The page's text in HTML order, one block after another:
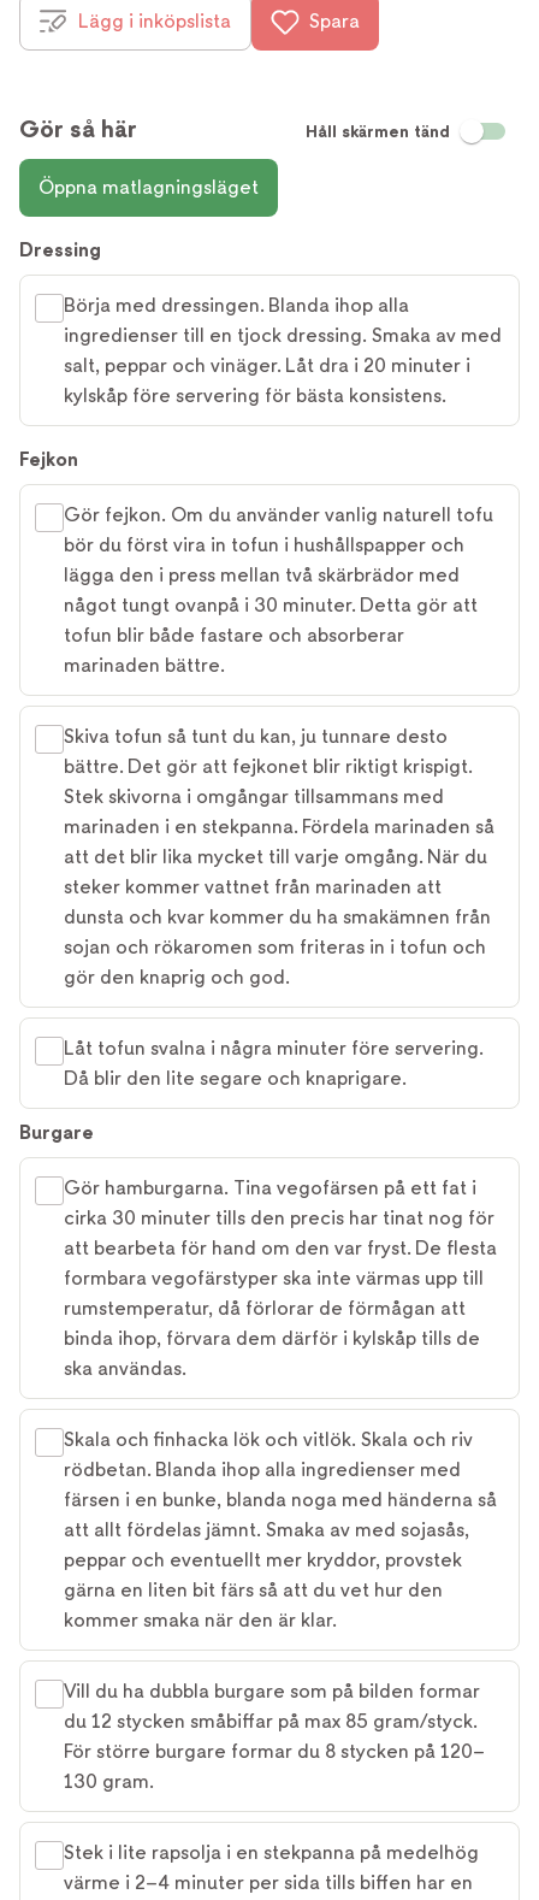
Lägg i inköpslista Spara
Gör så här Håll skärmen tänd
Öppna matlagningsläget
Dressing
Börja med dressingen. Blanda ihop alla
ingredienser till en tjock dressing. Smaka av med
salt, peppar och vinäger. Låt dra i 20 minuter i
kylskåp före servering för bästa konsistens.
Fejkon
Gör fejkon. Om du använder vanlig naturell tofu
bör du först vira in tofun i hushållspapper och
lägga den i press mellan två skärbrädor med
något tungt ovanpå i 30 minuter. Detta gör att
tofun blir både fastare och absorberar
marinaden bättre.
Skiva tofun så tunt du kan, ju tunnare desto
bättre. Det gör att fejkonet blir riktigt krispigt.
Stek skivorna i omgångar tillsammans med
marinaden i en stekpanna. Fördela marinaden så
att det blir lika mycket till varje omgång. När du
steker kommer vattnet från marinaden att
dunsta och kvar kommer du ha smakämnen från
sojan och rökaromen som friteras in i tofun och
gör den knaprig och god.
Låt tofun svalna i några minuter före servering.
Då blir den lite segare och knaprigare.
Burgare
Gör hamburgarna. Tina vegofärsen på ett fat i
cirka 30 minuter tills den precis har tinat nog för
att bearbeta för hand om den var fryst. De flesta
formbara vegofärstyper ska inte värmas upp till
rumstemperatur, då förlorar de förmågan att
binda ihop, förvara dem därför i kylskåp tills de
ska användas.
Skala och finhacka lök och vitlök. Skala och riv
rödbetan. Blanda ihop alla ingredienser med
färsen i en bunke, blanda noga med händerna så
att allt fördelas jämnt. Smaka av med sojasås,
peppar och eventuellt mer kryddor, provstek
gärna en liten bit färs så att du vet hur den
kommer smaka när den är klar.
Vill du ha dubbla burgare som på bilden formar
du 12 stycken småbiffar på max 85 gram/styck.
För större burgare formar du 8 stycken på 120–
130 gram.
Stek i lite rapsolja i en stekpanna på medelhög
värme i 2–4 minuter per sida tills biffen har en